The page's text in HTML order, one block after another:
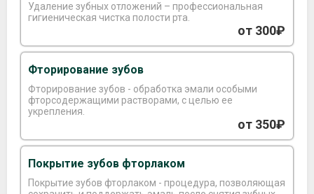
Удаление зубных отложений – профессиональная
гигиеническая чистка полости рта.
от 300₽
Фторирование зубов
Фторирование зубов - обработка эмали особыми
фторсодержащими растворами, с целью ее
укрепления.
от 350₽
Покрытие зубов фторлаком
Покрытие зубов фторлаком - процедура, позволяющая